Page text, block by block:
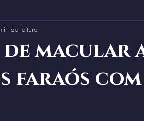
macular
faraós com
de leitura